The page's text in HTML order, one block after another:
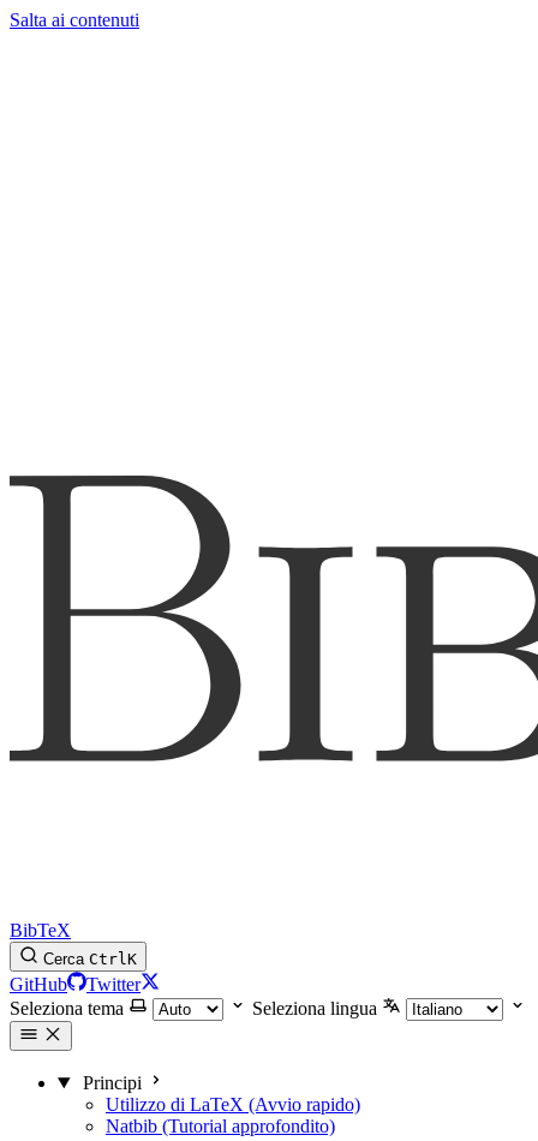
Salta ai contenuti
BibTeX
Cerca CtrlK
GitHub
Twitter
Seleziona tema
Seleziona lingua
Principi
Utilizzo di LaTeX (Avvio rapido)
Natbib (Tutorial approfondito)